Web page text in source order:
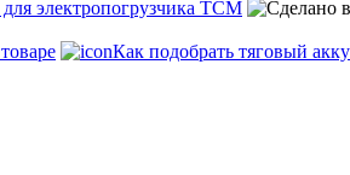
Как подобрать тяговый